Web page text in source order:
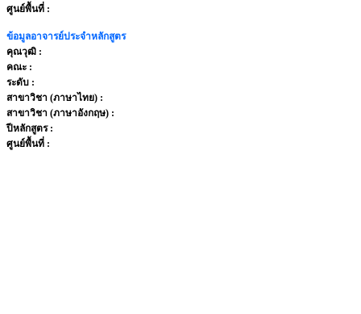
ศูนย์พื้นที่ :
ข้อมูลอาจารย์ประจำหลักสูตร
คุณวุฒิ :
คณะ :
ระดับ :
สาขาวิชา (ภาษาไทย) :
สาขาวิชา (ภาษาอังกฤษ) :
ปีหลักสูตร :
ศูนย์พื้นที่ :